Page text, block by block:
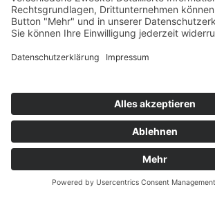
Möbel Wiemer GmbH & Co. KG
Martin-Opitz-Straße 2
Telefon:02921 9670-0
Telefax:
info@moebel-wiemer.de